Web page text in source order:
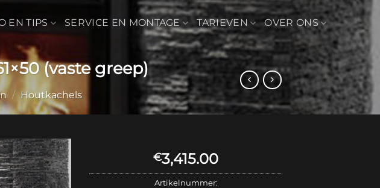
EN TIPS SERVICE EN MONTAGE TARIEVEN OVER ONS
(vaste greep)
/ Houtkachels
€3,415.00
Artikelnummer: